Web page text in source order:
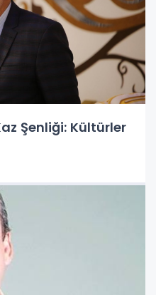
Şenliği: Kültürler